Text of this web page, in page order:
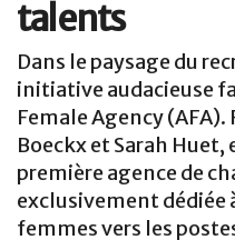
talents
Dans le paysage du
initiative audacieuse
Female Agency (AFA).
Boeckx et Sarah Huet,
première agence de
exclusivement dédiée
femmes vers les